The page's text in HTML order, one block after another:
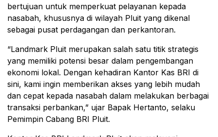
bertujuan untuk memperkuat pelayanan kepada
nasabah, khususnya di wilayah Pluit yang dikenal
sebagai pusat perdagangan dan perkantoran.
“Landmark Pluit merupakan salah satu titik strategis
yang memiliki potensi besar dalam pengembangan
ekonomi lokal. Dengan kehadiran Kantor Kas BRI di
sini, kami ingin memberikan akses yang lebih mudah
dan cepat kepada nasabah dalam melakukan berbagai
transaksi perbankan,” ujar Bapak Hertanto, selaku
Pemimpin Cabang BRI Pluit.